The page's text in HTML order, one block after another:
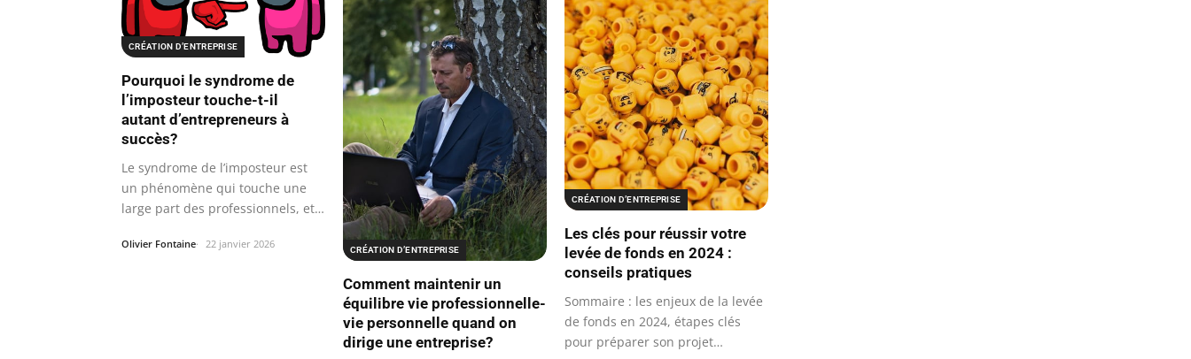
CRÉATION D’ENTREPRISE
Pourquoi le syndrome de
l’imposteur touche-t-il
autant d’entrepreneurs à
succès?
Le syndrome de l’imposteur est
un phénomène qui touche une
large part des professionnels, et…
Olivier Fontaine 22 janvier 2026 CRÉATION D’ENTREPRISE
Comment maintenir un
équilibre vie professionnelle-
vie personnelle quand on
dirige une entreprise?
CRÉATION D’ENTREPRISE
Les clés pour réussir votre
levée de fonds en 2024 :
conseils pratiques
Sommaire : les enjeux de la levée
de fonds en 2024, étapes clés
pour préparer son projet…